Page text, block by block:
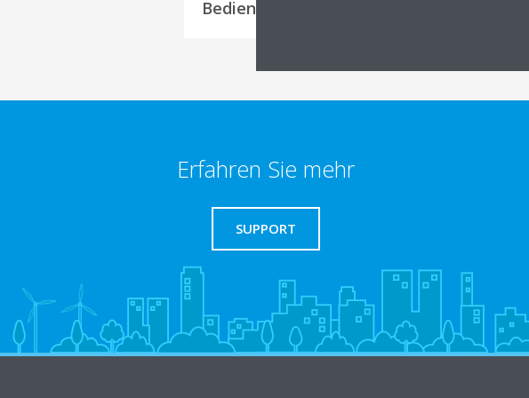
Bedienungsanleitung
Erfahren Sie mehr
SUPPORT